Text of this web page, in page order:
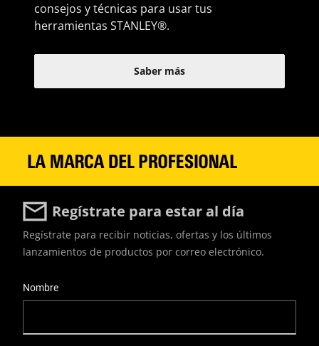
consejos y técnicas para usar tus
herramientas STANLEY®.
Saber más
Regístrate para estar al día
Regístrate para recibir noticias, ofertas y los últimos
lanzamientos de productos por correo electrónico.
Nombre